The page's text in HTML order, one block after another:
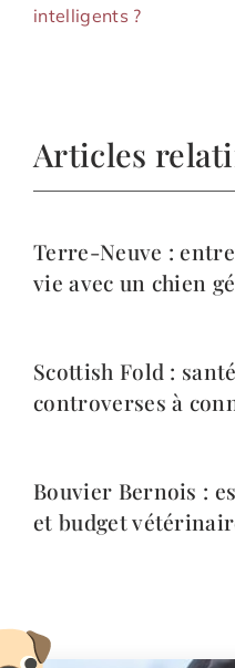
intelligents ?
Articles
Terre-Neuve :
vie avec un chien
Scottish Fold :
controverses à
Bouvier Bernois :
et budget